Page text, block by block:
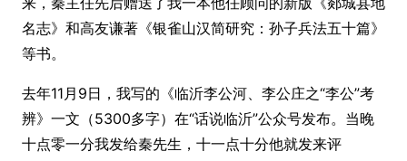
名志》和高友谦著《银雀山汉简研究：孙子兵法五十篇》
等书。
去年11月9日，我写的《临沂李公河、李公庄之“李公”考
辨》一文（5300多字）在“话说临沂”公众号发布。当晚
十点零一分我发给秦先生，十一点十分他就发来评